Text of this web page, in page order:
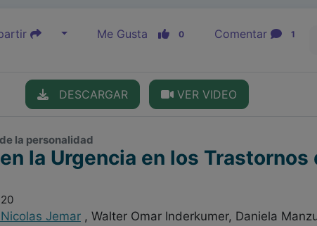
Me Gusta 0 Comentar 1
DESCARGAR VER VIDEO
la personalidad
la Urgencia en los Trastornos
Jemar , Walter Omar Inderkumer, Daniela